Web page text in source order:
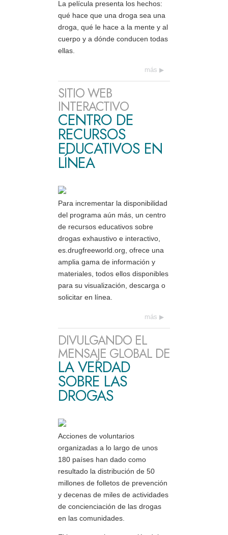
La película presenta los hechos:
qué hace que una droga sea una
droga, qué le hace a la mente y al
cuerpo y a dónde conducen todas
ellas.
más
SITIO WEB
INTERACTIVO
CENTRO DE
RECURSOS
EDUCATIVOS EN
LÍNEA
Para incrementar la disponibilidad
del programa aún más, un centro
de recursos educativos sobre
drogas exhaustivo e interactivo,
es.drugfreeworld.org, ofrece una
amplia gama de información y
materiales, todos ellos disponibles
para su visualización, descarga o
solicitar en línea.
más
DIVULGANDO EL
MENSAJE GLOBAL DE
LA VERDAD
SOBRE LAS
DROGAS
Acciones de voluntarios
organizadas a lo largo de unos
180 países han dado como
resultado la distribución de 50
millones de folletos de prevención
y decenas de miles de actividades
de concienciación de las drogas
en las comunidades.